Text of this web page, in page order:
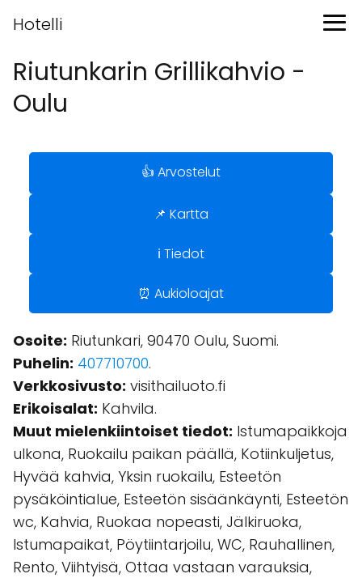
Hotelli
Riutunkarin Grillikahvio -
Oulu
👍 Arvostelut
📌 Kartta
ℹ️ Tiedot
⏰ Aukioloajat
Osoite: Riutunkari, 90470 Oulu, Suomi.
Puhelin: 407710700.
Verkkosivusto: visithailuoto.fi
Erikoisalat: Kahvila.
Muut mielenkiintoiset tiedot: Istumapaikkoja
ulkona, Ruokailu paikan päällä, Kotiinkuljetus,
Hyvää kahvia, Yksin ruokailu, Esteetön
pysäköintialue, Esteetön sisäänkäynti, Esteetön
wc, Kahvia, Ruokaa nopeasti, Jälkiruoka,
Istumapaikat, Pöytiintarjoilu, WC, Rauhallinen,
Rento, Viihtyisä, Ottaa vastaan varauksia,